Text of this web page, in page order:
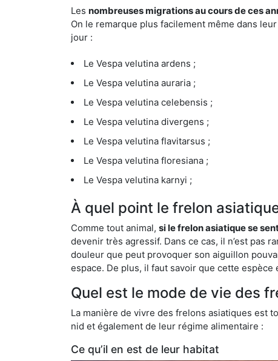
Les nombreuses migrations au cours de ces
On le remarque plus facilement même dans
jour :
Le Vespa velutina ardens ;
Le Vespa velutina auraria ;
Le Vespa velutina celebensis ;
Le Vespa velutina divergens ;
Le Vespa velutina flavitarsus ;
Le Vespa velutina floresiana ;
Le Vespa velutina karnyi ;
À quel point le frelon
Comme tout animal, si le frelon asiatique se
devenir très agressif. Dans ce cas, il n’est pas
douleur que peut provoquer son aiguillon
espace. De plus, il faut savoir que cette
Quel est le mode de vie des
La manière de vivre des frelons asiatiques est
nid et également de leur régime alimentaire :
Ce qu’il en est de leur habitat